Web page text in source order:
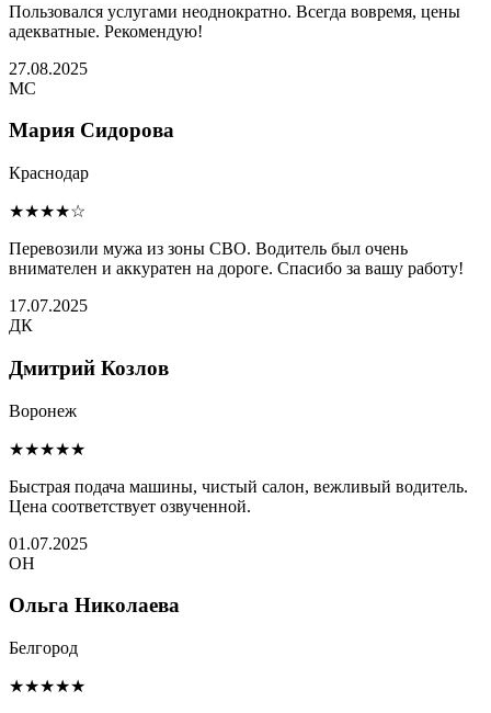
Пользовался услугами неоднократно. Всегда вовремя, цены
адекватные. Рекомендую!
27.08.2025
МС
Мария Сидорова
Краснодар
★★★★☆
Перевозили мужа из зоны СВО. Водитель был очень
внимателен и аккуратен на дороге. Спасибо за вашу работу!
17.07.2025
ДК
Дмитрий Козлов
Воронеж
★★★★★
Быстрая подача машины, чистый салон, вежливый водитель.
Цена соответствует озвученной.
01.07.2025
ОН
Ольга Николаева
Белгород
★★★★★